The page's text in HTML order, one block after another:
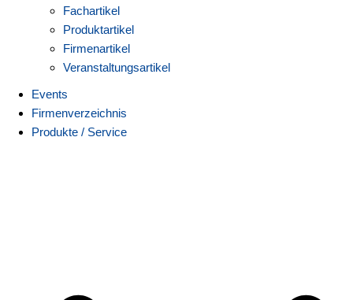
Fachartikel
Produktartikel
Firmenartikel
Veranstaltungsartikel
Events
Firmenverzeichnis
Produkte / Service